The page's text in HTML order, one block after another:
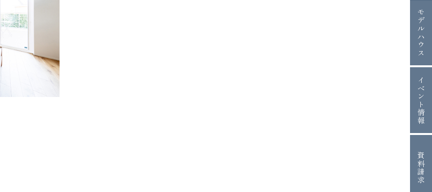
モデルハウス
イベント情報
資料請求